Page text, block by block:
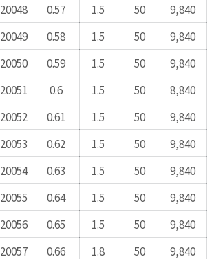
0.57 1.5 50
9,840
0.58 1.5 50
9,840
0.59 1.5 50
9,840
0.6 1.5 50
8,840
0.61 1.5 50
9,840
0.62 1.5 50
9,840
0.63 1.5 50
9,840
0.64 1.5 50
9,840
0.65 1.5 50
9,840
0.66 1.8 50
9,840